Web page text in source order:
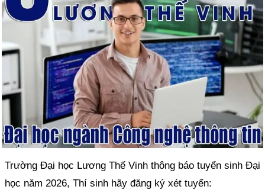
Trường Đại học Lương Thế Vinh thông báo tuyển sinh Đại
học năm 2026, Thí sinh hãy đăng ký xét tuyển: